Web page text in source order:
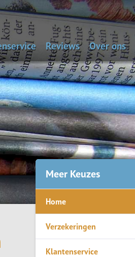
de dagwaarde van je auto
Reviews Over ons
Meer Keuzes
Home
Verzekeringen
Klantenservice